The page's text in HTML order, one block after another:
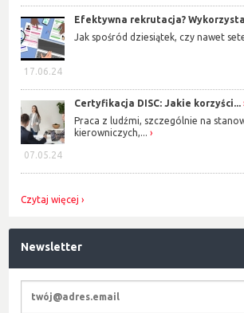
17.06.24
Efektywna rekrutacja?
Jak spośród dziesiątek, czy nawet
07.05.24
Certyfikacja DISC: Jakie korzyści...
Praca z ludźmi, szczególnie na
kierowniczych,...
Czytaj więcej
Newsletter